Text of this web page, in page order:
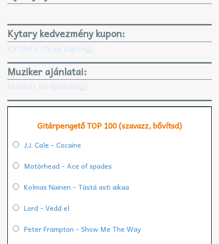
Kytary kedvezmény kupon:
KYTARY 3%-os kupon
Muziker ajánlatai:
Muziker.hu ajánlatai
Gitárpengető TOP 100 (szavazz, bővítsd)
J.J. Cale - Cocaine
Motörhead - Ace of spades
Kolmas Nainen - Tästä asti aikaa
Lord - Vedd el
Peter Frampton - Show Me The Way